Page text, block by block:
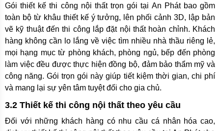
Gói thiết kế thi công nội thất trọn gói tại An Phát bao gồm
toàn bộ từ khâu thiết kế ý tưởng, lên phối cảnh 3D, lập bản
vẽ kỹ thuật đến thi công lắp đặt nội thất hoàn chỉnh. Khách
hàng không cần lo lắng về việc tìm nhiều nhà thầu riêng lẻ,
mọi hạng mục từ phòng khách, phòng ngủ, bếp đến phòng
làm việc đều được thực hiện đồng bộ, đảm bảo thẩm mỹ và
công năng. Gói trọn gói này giúp tiết kiệm thời gian, chi phí
và mang lại sự yên tâm tuyệt đối cho gia chủ.
3.2 Thiết kế thi công nội thất theo yêu cầu
Đối với những khách hàng có nhu cầu cá nhân hóa cao,